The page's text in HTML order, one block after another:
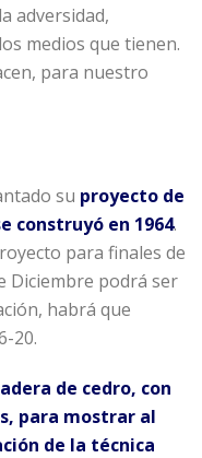
adversidad,
medios que tienen.
para nuestro
su proyecto de
construyó en 1964.
para finales de
Diciembre podrá ser
habrá que
20.
de cedro, con
para mostrar al
de la técnica